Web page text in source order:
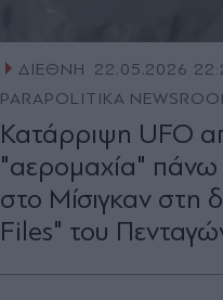
ΔΙΕΘΝΗ
22.05.2026
PARAPOLITIKA
Κατάρριψη UFO
"αερομαχία" πάνω
στο Μίσιγκαν στη
Files" του